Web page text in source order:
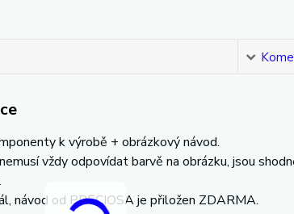
k výrobě + obrázkový návod.
vždy odpovídat barvě na obrázku, jsou
návod od PRECIOSA je přiložen ZDARMA.